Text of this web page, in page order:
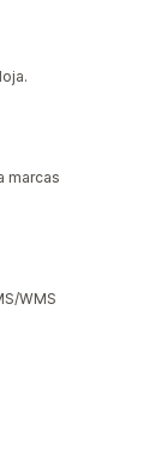
marcas
WMS